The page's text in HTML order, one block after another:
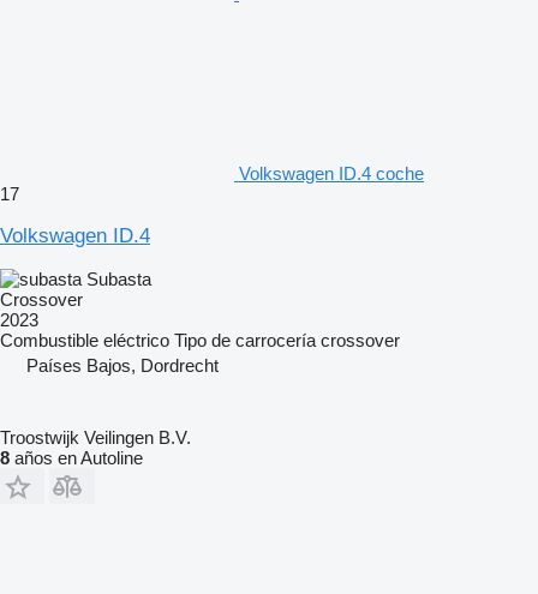
Volkswagen ID.4 coche
17
Volkswagen ID.4
Subasta
Crossover
2023
Combustible eléctrico Tipo de carrocería crossover
Países Bajos, Dordrecht
Troostwijk Veilingen B.V.
8 años en Autoline